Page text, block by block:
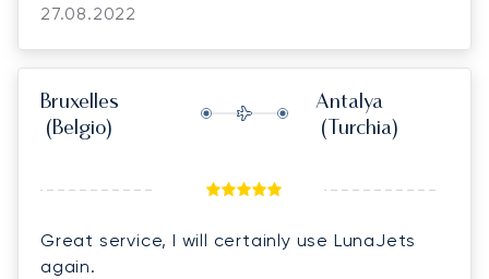
27.08.2022
Bruxelles
(Belgio)
Antalya
(Turchia)
Great service, I will certainly use LunaJets
again.